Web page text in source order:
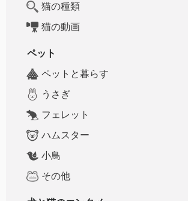
猫の種類
猫の動画
ペット
ペットと暮らす
うさぎ
フェレット
ハムスター
小鳥
その他